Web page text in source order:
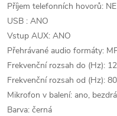
Příjem telefonních hovorů: NE
USB : ANO
Vstup AUX: ANO
Přehrávané audio formáty:
Frekvenční rozsah do (Hz):
Frekvenční rozsah od (Hz): 80
Mikrofon v balení: ano,
Barva: černá